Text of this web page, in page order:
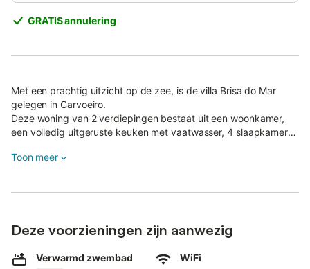
GRATIS annulering
Met een prachtig uitzicht op de zee, is de villa Brisa do Mar
gelegen in Carvoeiro.
Deze woning van 2 verdiepingen bestaat uit een woonkamer,
een volledig uitgeruste keuken met vaatwasser, 4 slaapkamers
Extra voorzieningen zijn onder andere high-speed Wi-Fi met een
buitenruimte met een verwarmd zwembad (via zonne-energie),
barbecue en een buitendouche.
Toon meer
Deze voorzieningen zijn aanwezig
Verwarmd zwembad WiFi